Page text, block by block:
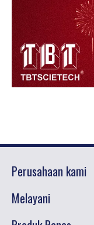
Perusahaan kami
Melayani